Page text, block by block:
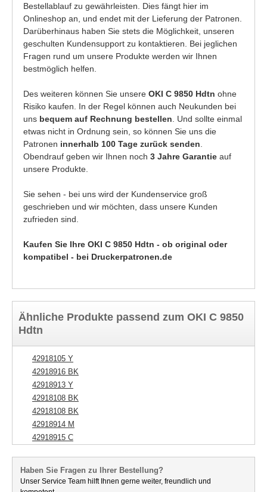
Bestellablauf zu gewährleisten. Dies fängt hier im
Onlineshop an, und endet mit der Lieferung der Patronen.
Darüberhinaus haben Sie stets die Möglichkeit, unseren
geschulten Kundensupport zu kontaktieren. Bei jeglichen
Fragen rund um unsere Produkte werden wir Ihnen
bestmöglich helfen.
Des weiteren können Sie unsere OKI C 9850 Hdtn ohne
Risiko kaufen. In der Regel können auch Neukunden bei
uns bequem auf Rechnung bestellen . Und sollte einmal
etwas nicht in Ordnung sein, so können Sie uns die
Patronen innerhalb 100 Tage zurück senden
Obendrauf geben wir Ihnen noch 3 Jahre Garantie auf
unsere Produkte.
Sie sehen - bei uns wird der Kundenservice groß
geschrieben und wir möchten, dass unsere Kunden
zufrieden sind.
Kaufen Sie Ihre OKI C 9850 Hdtn - ob original oder
kompatibel - bei Druckerpatronen.de
Ähnliche Produkte passend zum OKI C 9850
Hdtn
42918105 Y
42918916 BK
42918913 Y
42918108 BK
42918108 BK
42918914 M
42918915 C
Haben Sie Fragen zu Ihrer Bestellung?
Unser Service Team hilft Ihnen gerne weiter, freundlich und